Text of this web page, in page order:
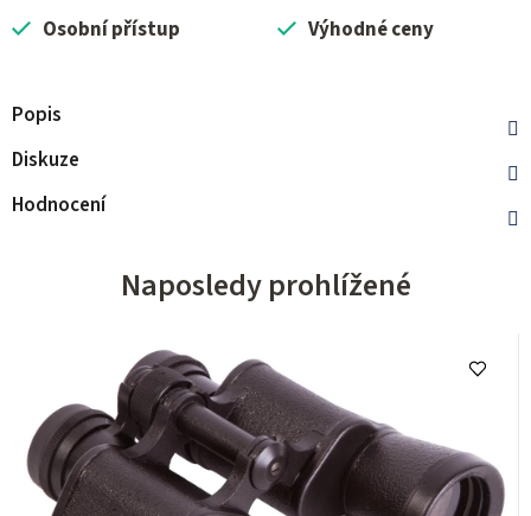
Osobní přístup Výhodné ceny
Popis
Diskuze
Hodnocení
Naposledy prohlížené